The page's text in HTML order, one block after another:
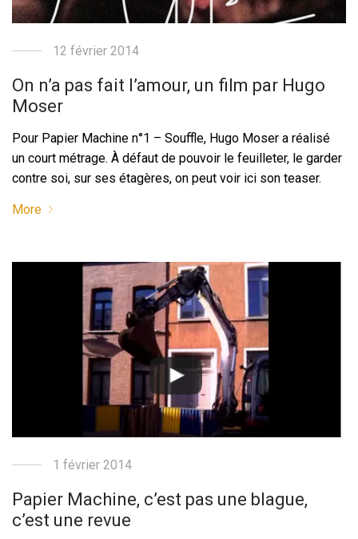
12 février 2014
On n’a pas fait l’amour, un film par Hugo
Moser
Pour Papier Machine n°1 – Souffle, Hugo Moser a réalisé
un court métrage. À défaut de pouvoir le feuilleter, le garder
contre soi, sur ses étagères, on peut voir ici son teaser.
More
1 février 2014
Papier Machine, c’est pas une blague,
c’est une revue